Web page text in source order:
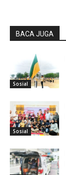
BACA JUGA
Sosial
Sosial